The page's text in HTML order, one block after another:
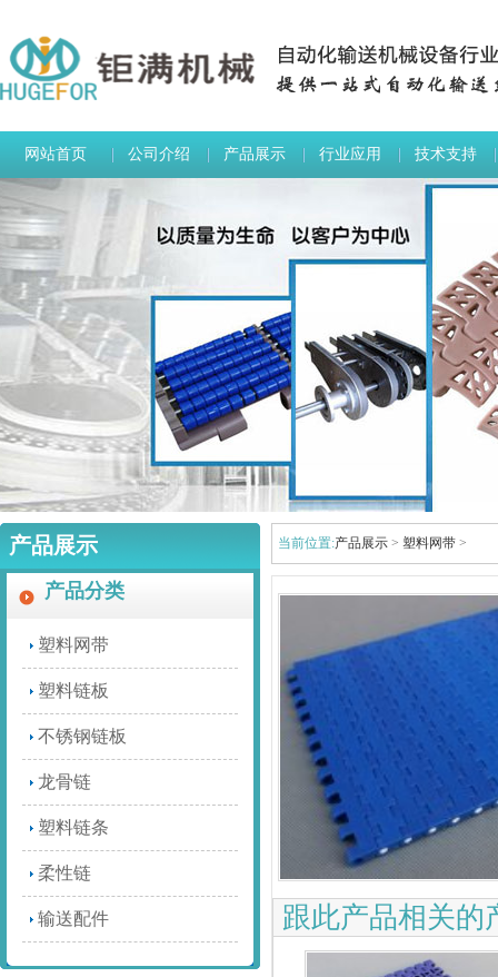
网站首页 公司介绍 产品展示 行业应用 技术支持
产品展示
产品分类
塑料网带
塑料链板
不锈钢链板
龙骨链
塑料链条
柔性链
输送配件
JMBSL单倍速链输送
JMMB1000柔性驱动装置
当前位置:产品展示 > 塑料网带 >
跟此产品相关的